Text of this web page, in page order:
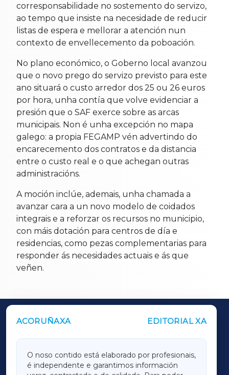
corresponsabilidade no sostemento do servizo,
ao tempo que insiste na necesidade de reducir
listas de espera e mellorar a atención nun
contexto de envellecemento da poboación.
No plano económico, o Goberno local avanzou
que o novo prego do servizo previsto para este
ano situará o custo arredor dos 25 ou 26 euros
por hora, unha contía que volve evidenciar a
presión que o SAF exerce sobre as arcas
municipais. Non é unha excepción no mapa
galego: a propia FEGAMP vén advertindo do
encarecemento dos contratos e da distancia
entre o custo real e o que achegan outras
administracións.
A moción inclúe, ademais, unha chamada a
avanzar cara a un novo modelo de coidados
integrais e a reforzar os recursos no municipio,
con máis dotación para centros de día e
residencias, como pezas complementarias para
responder ás necesidades actuais e ás que
veñen.
ACORUÑAXA EDITORIAL XA
O noso contido está elaborado por profesionais,
é independente e garantimos información
OUTROS PERIÓDICOS
LUGOXA